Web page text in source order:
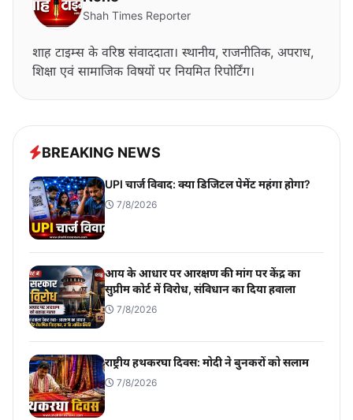
Shah Times Reporter
शाह टाइम्स के वरिष्ठ संवाददाता। स्थानीय, राजनीतिक, अपराध,
शिक्षा एवं सामाजिक विषयों पर नियमित रिपोर्टिंग।
BREAKING NEWS
UPI चार्ज विवाद: क्या डिजिटल पेमेंट महंगा होगा?
7/8/2026
आय के आधार पर आरक्षण की मांग पर केंद्र का
सुप्रीम कोर्ट में विरोध, संविधान का दिया हवाला
7/8/2026
राष्ट्रीय हथकरघा दिवस: मोदी ने बुनकरों को सलाम
7/8/2026